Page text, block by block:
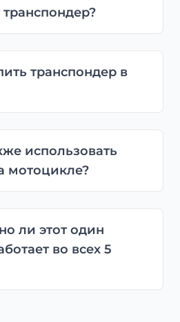
транспондер в
использовать
мотоцикле?
ли этот один
во всех 5